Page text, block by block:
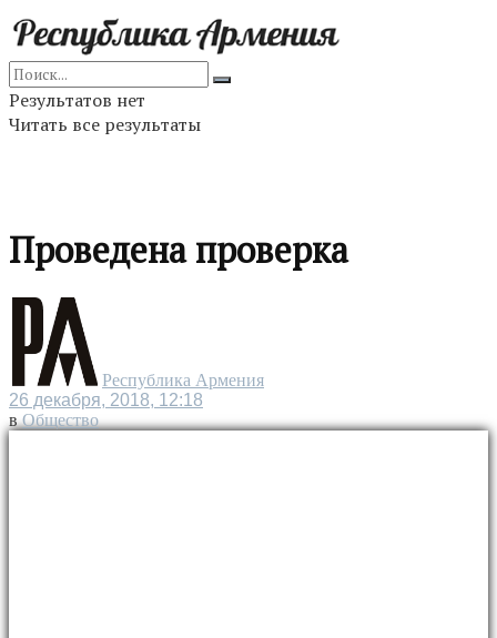
Результатов нет
Читать все результаты
Проведена проверка
Республика Армения
26 декабря, 2018, 12:18
в Общество